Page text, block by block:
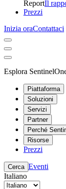
ReportIl
Prezzi
Inizia oraContattaci
Esplora
Piattaforma
Soluzioni
Servizi
Partner
Perché
Risorse
Prezzi
Cerca Eventi
Italiano